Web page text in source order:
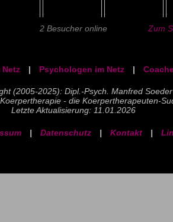
2 Besucher online Zum
| Psychologen im Netz |
(2005-2025): Dipl.-Psych. Manfred Soeder
- die Koerpertherapeuten-
Letzte Aktualisierung: 11.01.2026
| Datenschutz | Kontakt |